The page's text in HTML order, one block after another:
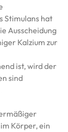
Stimulans hat
Ausscheidung
Kalzium zur
ist, wird der
sind
Körper, ein